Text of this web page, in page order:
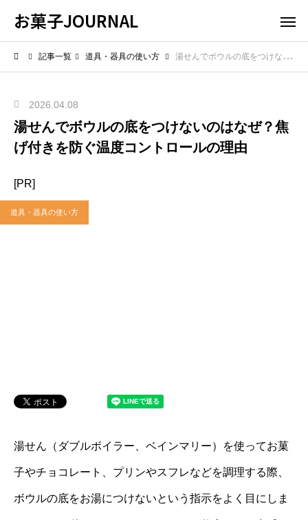
お菓子JOURNAL
記事一覧 道具・器具の使い方 湯せんでボウルの底をつけないのはなぜ？焦げ付きを防ぐ温度コントロールの理由
2026.04.08
湯せんでボウルの底をつけないのはなぜ？焦
げ付きを防ぐ温度コントロールの理由
[PR]
道具・器具の使い方
湯せん（ダブルボイラー、ベインマリー）を使ってお菓
子やチョコレート、プリンやスフレなどを調理する際、
ボウルの底をお湯につけないという指示をよく目にしま